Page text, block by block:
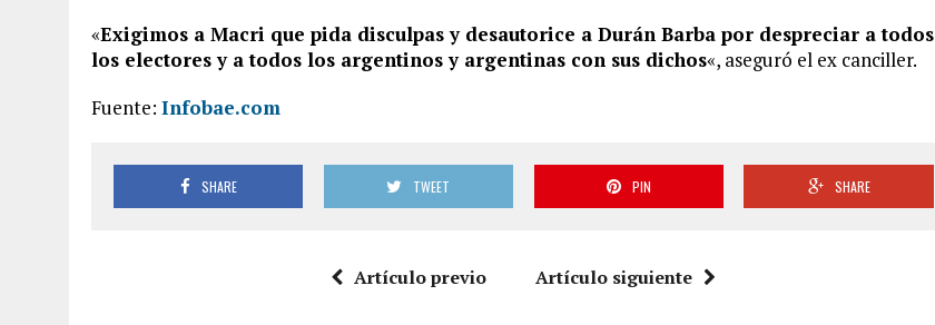
«Exigimos a Macri que pida disculpas y desautorice a Durán Barba por despreciar a todos
los electores y a todos los argentinos y argentinas con sus dichos«, aseguró el ex canciller.
Fuente: Infobae.com
SHARE TWEET PIN SHARE
Artículo previo Artículo siguiente